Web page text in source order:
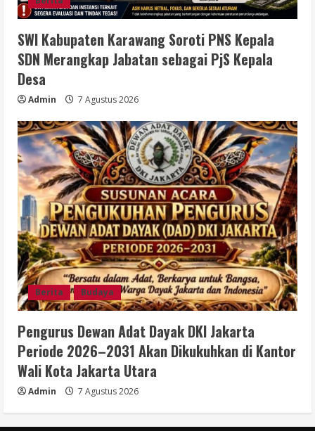
SWI Kabupaten Karawang Soroti PNS Kepala
SDN Merangkap Jabatan sebagai PjS Kepala
Desa
Admin 7 Agustus 2026
Berita Budaya
Pengurus Dewan Adat Dayak DKI Jakarta
Periode 2026–2031 Akan Dikukuhkan di Kantor
Wali Kota Jakarta Utara
Admin 7 Agustus 2026